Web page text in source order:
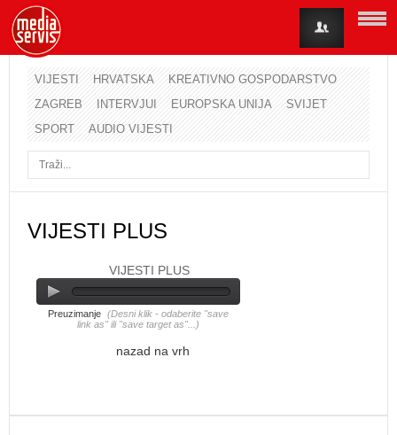
VIJESTI HRVATSKA
KREATIVNO GOSPODARSTVO
ZAGREB
INTERVJUI EUROPSKA UNIJA
SVIJET
SPORT
AUDIO VIJESTI
VIJESTI PLUS
VIJESTI PLUS
Preuzimanje (Desni klik - odaberite "save
link as" ili "save target as"...)
nazad na vrh
Korisničko ime
Lozinka
Zaboravili ste lozinku?